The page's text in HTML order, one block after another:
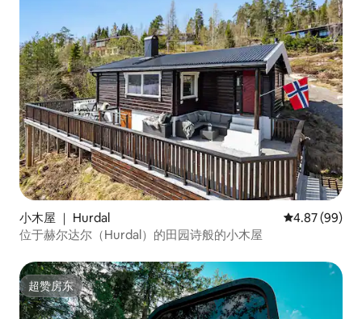
小木屋 ｜ Hurdal 平均评分 4.87
4.87 (99)
位于赫尔达尔（Hurdal）的田园诗般的小木屋
超赞房东
超赞房东